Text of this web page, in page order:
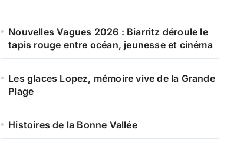
Nouvelles Vagues 2026 : Biarritz déroule le
tapis rouge entre océan, jeunesse et cinéma
Les glaces Lopez, mémoire vive de la Grande
Plage
Histoires de la Bonne Vallée